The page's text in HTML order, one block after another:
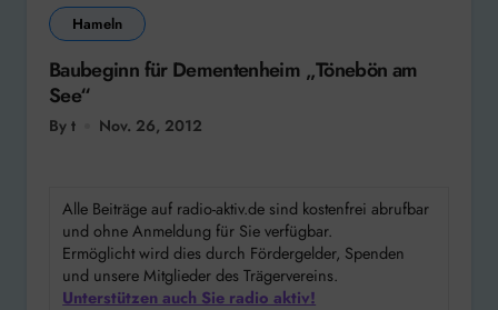
Hameln
Baubeginn für Dementenheim „Tönebön am
See“
By t Nov. 26, 2012
Alle Beiträge auf radio-aktiv.de sind kostenfrei abrufbar
und ohne Anmeldung für Sie verfügbar.
Ermöglicht wird dies durch Fördergelder, Spenden
und unsere Mitglieder des Trägervereins.
Unterstützen auch Sie radio aktiv!